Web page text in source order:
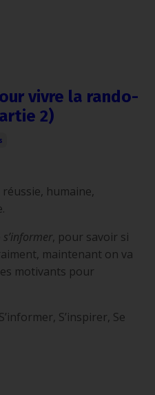
vivre la rando-
2)
humaine,
s’informer, pour savoir si
maintenant on va
motivants pour
S’inspirer, Se